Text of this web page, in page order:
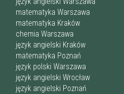
matematyka Warszawa
matematyka Kraków
chemia Warszawa
język angielski Kraków
matematyka Poznań
język polski Warszawa
język angielski Wrocław
język angielski Poznań